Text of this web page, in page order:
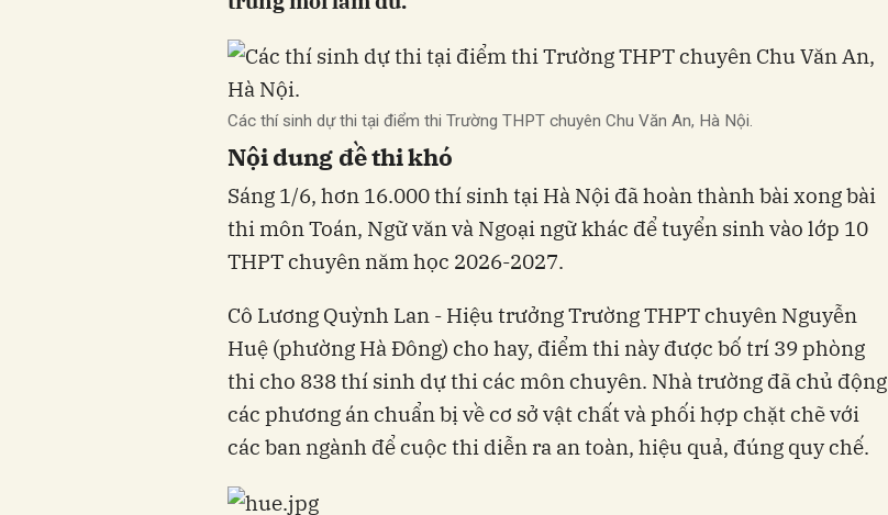
Các thí sinh dự thi tại điểm thi Trường THPT chuyên Chu Văn An, Hà Nội.
Nội dung đề thi khó
Sáng 1/6, hơn 16.000 thí sinh tại Hà Nội đã hoàn thành bài xong bài
thi môn Toán, Ngữ văn và Ngoại ngữ khác để tuyển sinh vào lớp 10
THPT chuyên năm học 2026-2027.
Cô Lương Quỳnh Lan - Hiệu trưởng Trường THPT chuyên Nguyễn
Huệ (phường Hà Đông) cho hay, điểm thi này được bố trí 39 phòng
thi cho 838 thí sinh dự thi các môn chuyên. Nhà trường đã chủ động
các phương án chuẩn bị về cơ sở vật chất và phối hợp chặt chẽ với
các ban ngành để cuộc thi diễn ra an toàn, hiệu quả, đúng quy chế.